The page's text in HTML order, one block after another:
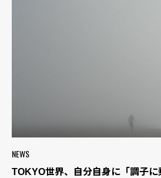
NEWS
TOKYO世界、自分自身に「調子